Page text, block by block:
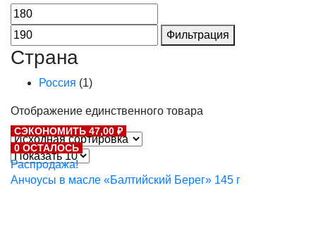
Фильтрация
Страна
Россия (1)
Отображение единственного товара
СЭКОНОМИТЬ 47,00 ₽
0 ОСТАЛОСЬ
Распродажа!
Анчоусы в масле «Балтийский Берег» 145 г